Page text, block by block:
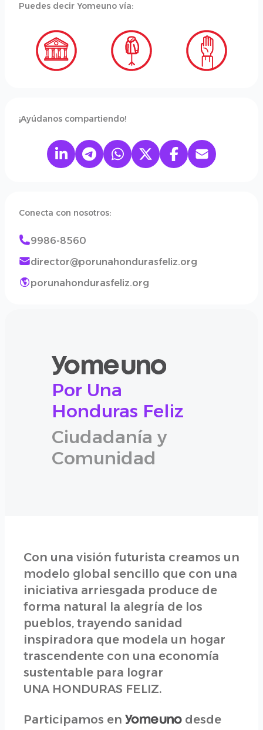
Puedes decir Yomeuno vía:
¡Ayúdanos compartiendo!
Conecta con nosotros:
9986-8560
director@porunahondurasfeliz.org
porunahondurasfeliz.org
Por Una
Honduras Feliz
Ciudadanía y
Comunidad
Con una visión futurista creamos un
modelo global sencillo que con una
iniciativa arriesgada produce de
forma natural la alegría de los
pueblos, trayendo sanidad
inspiradora que modela un hogar
trascendente con una economía
sustentable para lograr
UNA HONDURAS FELIZ.
Participamos en
desde